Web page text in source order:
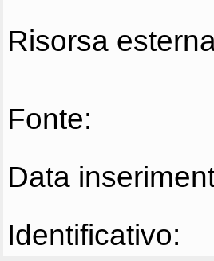
Risorsa
Fonte:
Data
Identificativo: